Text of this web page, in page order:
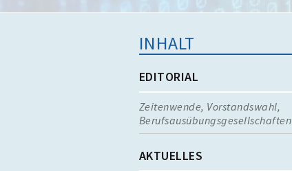
INHALT
EDITORIAL
Zeitenwende, Vorstandswahl,
Berufsausübungsgesellschaften
AKTUELLES